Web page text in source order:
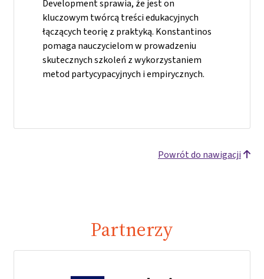
Development sprawia, że jest on
kluczowym twórcą treści edukacyjnych
łączących teorię z praktyką. Konstantinos
pomaga nauczycielom w prowadzeniu
skutecznych szkoleń z wykorzystaniem
metod partycypacyjnych i empirycznych.
Powrót do nawigacji
Partnerzy